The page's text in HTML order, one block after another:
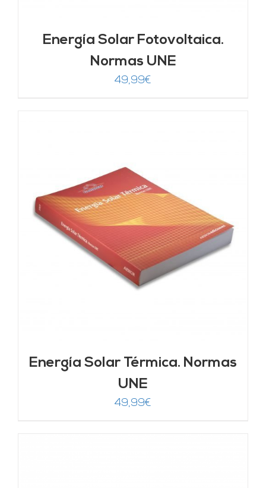
Energía Solar Fotovoltaica.
Normas UNE
49,99€
Energía Solar Térmica. Normas
UNE
49,99€